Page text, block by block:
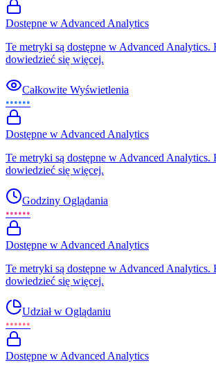
Dostępne w Advanced Analytics
Te metryki są dostępne w Advanced
dowiedzieć się więcej.
Całkowite Wyświetlenia
••••••
Dostępne w Advanced Analytics
Te metryki są dostępne w Advanced
dowiedzieć się więcej.
Godziny Oglądania
••••••
Dostępne w Advanced Analytics
Te metryki są dostępne w Advanced
dowiedzieć się więcej.
Udział w Oglądaniu
••••••
Dostępne w Advanced Analytics